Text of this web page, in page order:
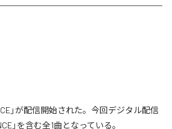
」が配信開始された。今回デジタル配信
」を含む全1曲となっている。